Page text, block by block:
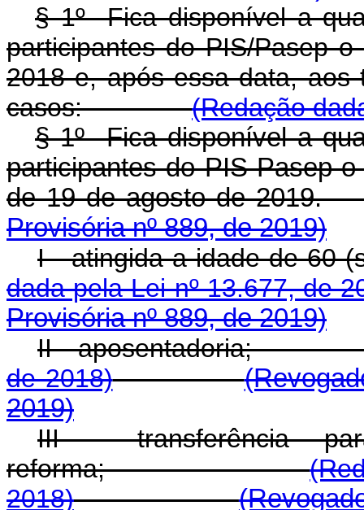
§ 1º Fica disponível a
participantes do PIS/Pasep
2018 e, após essa data, aos
casos:(Redação
§ 1º Fica disponível a
participantes do PIS-Pasep
de 19 de agosto de
Provisória nº 889, de 2019)
I - atingida a idade
dada pela Lei nº 13.677, de
Provisória nº 889, de 2019)
II -
de 2018)
2019)
III - transferência
reforma;
2018)